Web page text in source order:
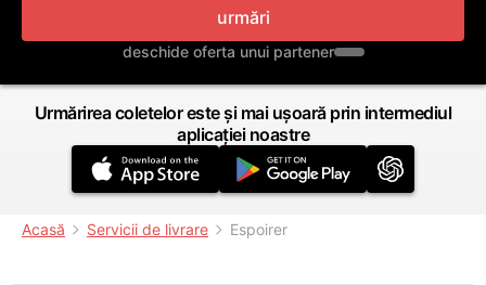
urmări
deschide oferta unui partener
Urmărirea coletelor este și mai ușoară prin intermediul
aplicației noastre
Acasă Servicii de livrare Espoirer